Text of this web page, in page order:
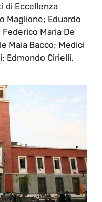
di Eccellenza
Maglione; Eduardo
Maria De
Maia Bacco; Medici
Edmondo Cirielli.